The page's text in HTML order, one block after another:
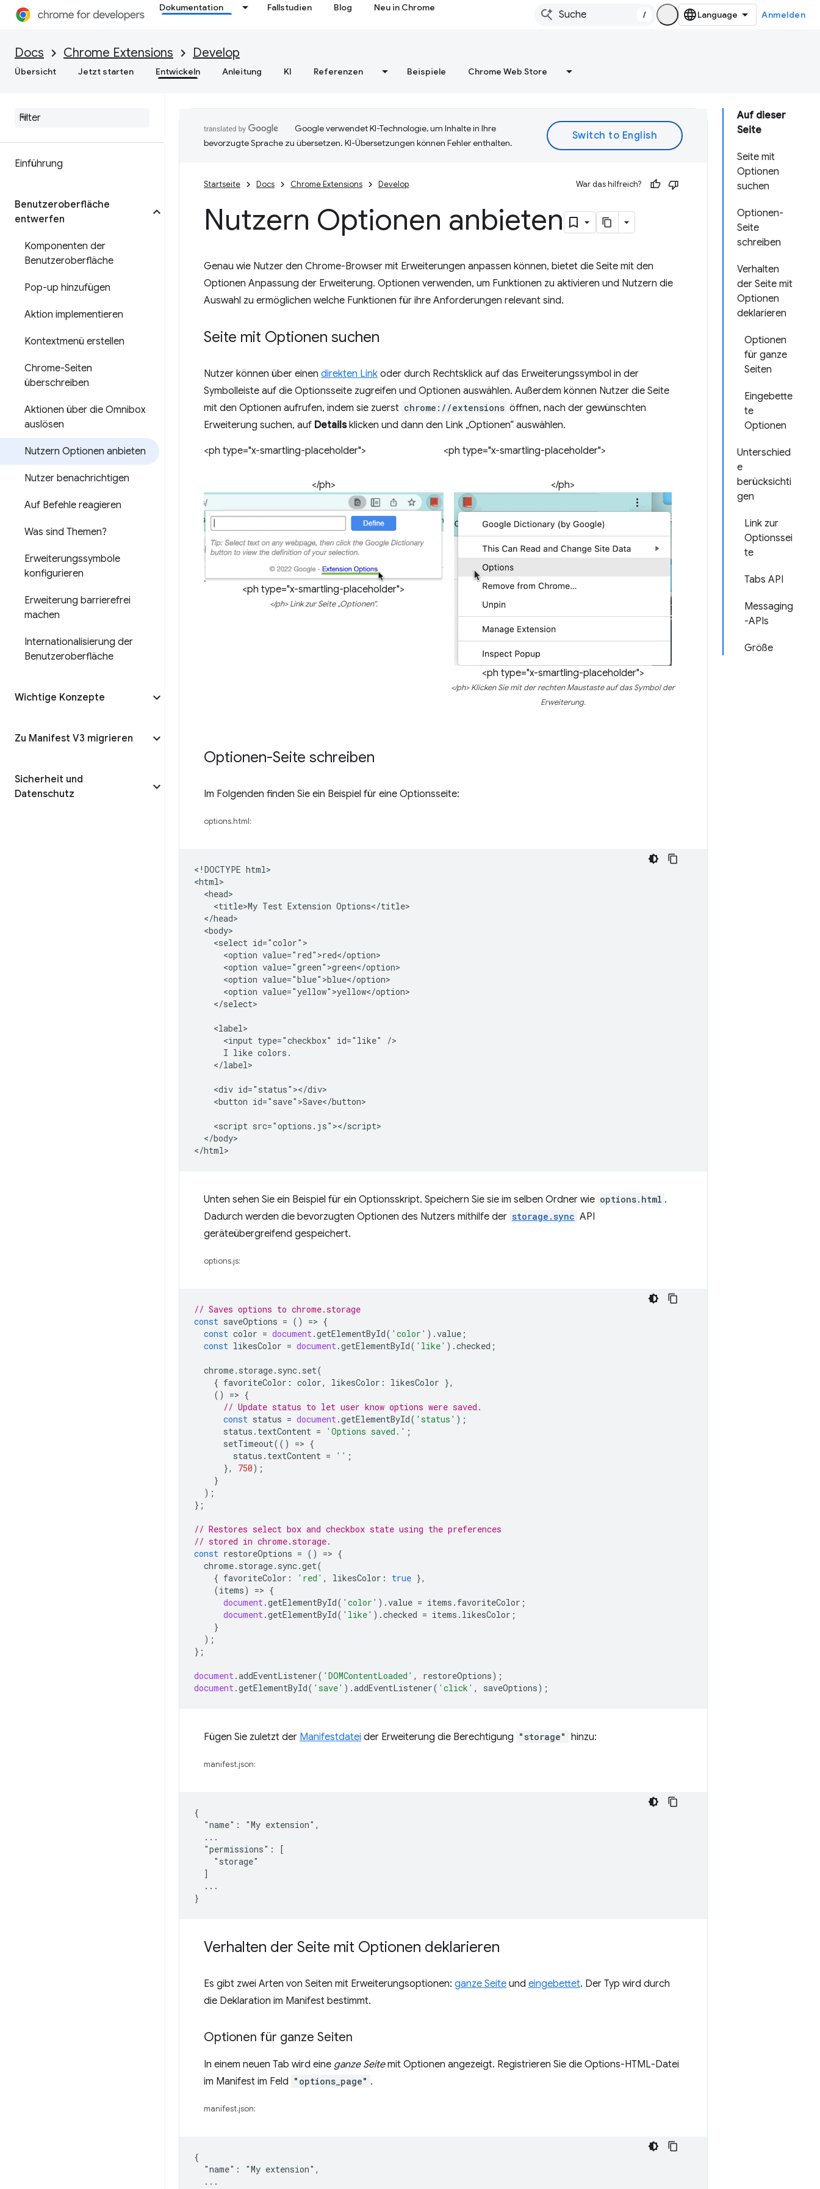
Dokumentation Fallstudien Blog Neu in Chrome
/ Anmelden
Docs Chrome Extensions Develop
Übersicht Jetzt starten Entwickeln Anleitung KI Referenzen Beispiele Chrome Web Store
Einführung
Benutzeroberfläche
entwerfen
Komponenten der
Benutzeroberfläche
Pop-up hinzufügen
Aktion implementieren
Kontextmenü erstellen
Chrome-Seiten
überschreiben
Aktionen über die Omnibox
auslösen
Nutzern Optionen anbieten
Nutzer benachrichtigen
Auf Befehle reagieren
Was sind Themen?
Erweiterungssymbole
konfigurieren
Erweiterung barrierefrei
machen
Internationalisierung der
Benutzeroberfläche
Wichtige Konzepte
Zu Manifest V3 migrieren
Sicherheit und
Datenschutz
Auf dieser
Seite
Seite mit
Optionen
suchen
Optionen-
Seite
schreiben
Verhalten
der Seite mit
Optionen
deklarieren
Optionen
für ganze
Seiten
Eingebette
te
Optionen
Unterschied
e
berücksichti
gen
Link zur
Optionssei
te
Tabs API
Messaging
-APIs
Größe
Google verwendet KI-Technologie, um Inhalte in Ihre
bevorzugte Sprache zu übersetzen. KI-Übersetzungen können Fehler enthalten.
Startseite Docs Chrome Extensions Develop War das hilfreich?
Nutzern Optionen anbieten
Genau wie Nutzer den Chrome-Browser mit Erweiterungen anpassen können, bietet die Seite mit den
Optionen Anpassung der Erweiterung. Optionen verwenden, um Funktionen zu aktivieren und Nutzern die
Auswahl zu ermöglichen welche Funktionen für ihre Anforderungen relevant sind.
Seite mit Optionen suchen
Nutzer können über einen direkten Link oder durch Rechtsklick auf das Erweiterungssymbol in der
Symbolleiste auf die Optionsseite zugreifen und Optionen auswählen. Außerdem können Nutzer die Seite
mit den Optionen aufrufen, indem sie zuerst chrome://extensions öffnen, nach der gewünschten
Erweiterung suchen, auf Detailsklicken und dann den Link „Optionen“ auswählen.
<ph type="x-smartling-placeholder">
</ph>
<ph type="x-smartling-placeholder">
</ph> Link zur Seite „Optionen“.
<ph type="x-smartling-placeholder">
</ph>
<ph type="x-smartling-placeholder">
</ph> Klicken Sie mit der rechten Maustaste auf das Symbol der
Erweiterung.
Optionen-Seite schreiben
Im Folgenden finden Sie ein Beispiel für eine Optionsseite:
options.html:
<!DOCTYPE html>
<html>
  <head>
    <title>My Test Extension Options</title>
  </head>
  <body>
    <select id="color">
      <option value="red">red</option>
      <option value="green">green</option>
      <option value="blue">blue</option>
      <option value="yellow">yellow</option>
    </select>
    <label>
      <input type="checkbox" id="like" />
      I like colors.
    </label>
    <div id="status"></div>
    <button id="save">Save</button>
    <script src="options.js"></script>
  </body>
Unten sehen Sie ein Beispiel für ein Optionsskript. Speichern Sie sie im selben Ordner wie options.html .
Dadurch werden die bevorzugten Optionen des Nutzers mithilfe der storage.sync API
geräteübergreifend gespeichert.
options.js:
// Saves options to chrome.storage
const saveOptions = () => {
const color = document .getElementById( 'color' ).value ;
const likesColor = document .getElementById( 'like' ).checked ;
chrome. storage. sync. set(
{ favoriteColor : color, likesColor : likesColor },
()
=> {
// Update status to let user know options were saved.
const status = document .getElementById( 'status' );
status . textContent = 'Options saved.' ;
setTimeout(() => {
status . textContent = '' ;
},
750);
}
);
};
// Restores select box and checkbox state using the preferences
// stored in chrome.storage.
const restoreOptions = () => {
chrome. storage. sync.get(
{ favoriteColor : 'red' , likesColor : true },
(items) => {
document .getElementById( 'color' ).value = items . favoriteColor ;
document .getElementById( 'like' ).checked = items . likesColor ;
}
);
};
document .addEventListener( 'DOMContentLoaded' , restoreOptions);
document .getElementById( 'save' ).addEventListener( 'click' , saveOptions);
Fügen Sie zuletzt der Manifestdatei der Erweiterung die Berechtigung "storage" hinzu:
manifest.json:
{
  "name": "My extension",
  ...
  "permissions": [
    "storage"
  ]
  ...
Verhalten der Seite mit Optionen deklarieren
Es gibt zwei Arten von Seiten mit Erweiterungsoptionen: ganze Seite und eingebettet. Der Typ wird durch
die Deklaration im Manifest bestimmt.
Optionen für ganze Seiten
In einem neuen Tab wird eine ganze Seitemit Optionen angezeigt. Registrieren Sie die Options-HTML-Datei
im Manifest im Feld "options_page" .
manifest.json:
{
  "name": "My extension",
  ...